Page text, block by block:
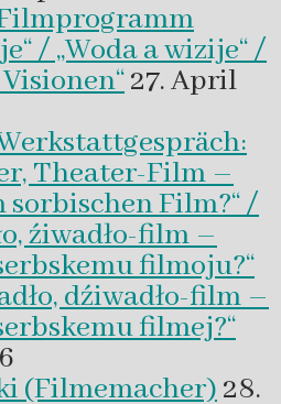
Filmprogramm
/ „Woda a wizije“ /
27. April
Theater-Film –
sorbischen Film?“ /
źiwadło-film –
filmoju?“
dźiwadło-film –
filmej?“
(Filmemacher)28.